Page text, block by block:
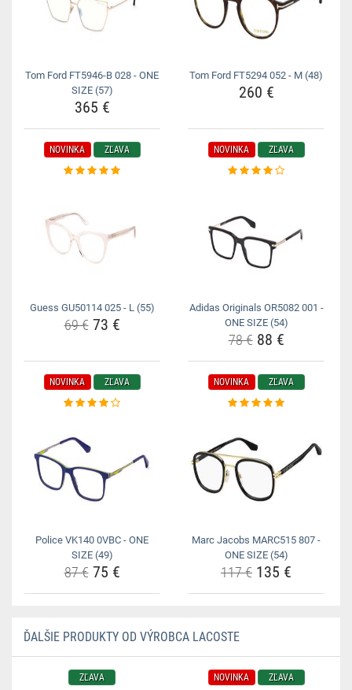
Tom Ford FT5946-B 028 - ONE
SIZE (57)
365 €
Tom Ford FT5294 052 - M (48)
260 €
NOVINKA ZĽAVA
Guess GU50114 025 - L (55)
69 €73 €
NOVINKA ZĽAVA
Adidas Originals OR5082 001 -
ONE SIZE (54)
78 €88 €
NOVINKA ZĽAVA
Police VK140 0VBC - ONE
SIZE (49)
87 €75 €
NOVINKA ZĽAVA
Marc Jacobs MARC515 807 -
ONE SIZE (54)
117 € 135 €
ĎALŠIE PRODUKTY OD VÝROBCA LACOSTE
ZĽAVA NOVINKA ZĽAVA